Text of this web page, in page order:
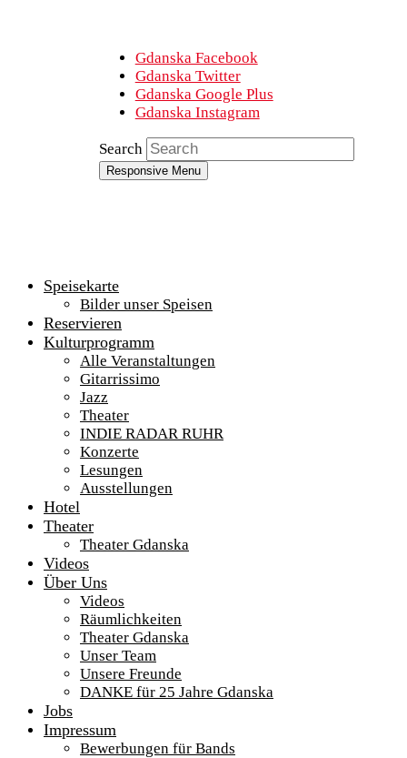
Gdanska Facebook
Gdanska Twitter
Gdanska Google Plus
Gdanska Instagram
Search
Responsive Menu
Speisekarte
Bilder unser Speisen
Reservieren
Kulturprogramm
Alle Veranstaltungen
Gitarrissimo
Jazz
Theater
INDIE RADAR RUHR
Konzerte
Lesungen
Ausstellungen
Hotel
Theater
Theater Gdanska
Videos
Über Uns
Videos
Räumlichkeiten
Theater Gdanska
Unser Team
Unsere Freunde
DANKE für 25 Jahre Gdanska
Jobs
Impressum
Bewerbungen für Bands